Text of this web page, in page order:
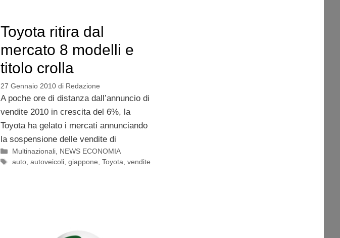
Toyota ritira dal
mercato 8 modelli e
titolo crolla
27 Gennaio 2010 di Redazione
A poche ore di distanza dall’annuncio di
vendite 2010 in crescita del 6%, la
Toyota ha gelato i mercati annunciando
la sospensione delle vendite di
Categorie
Multinazionali, NEWS ECONOMIA
Tag
auto,autoveicoli,giappone,Toyota,vendite